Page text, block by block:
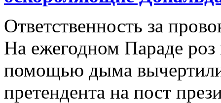
Ответственность за
На ежегодном Параде роз
помощью дыма
претендента на пост